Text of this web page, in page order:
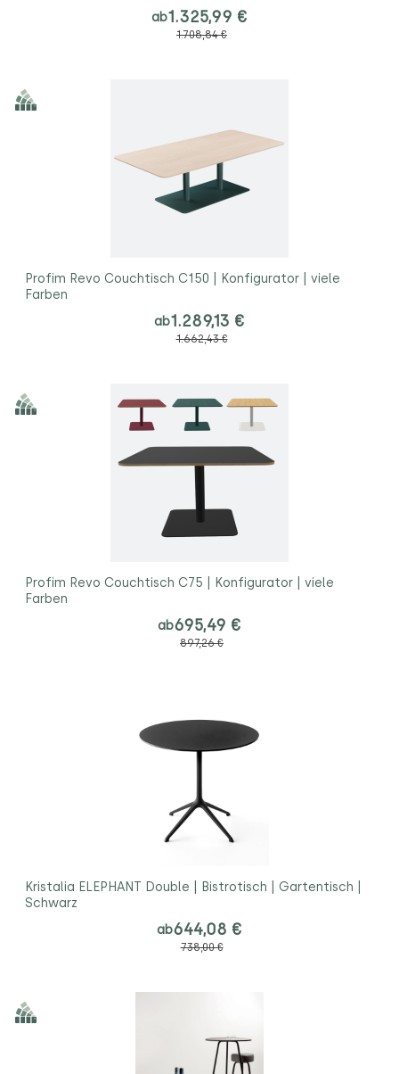
ab1.325,99 €
1.708,84 €
Profim Revo Couchtisch C150 | Konfigurator | viele
Farben
ab1.289,13 €
1.662,43 €
Profim Revo Couchtisch C75 | Konfigurator | viele
Farben
ab695,49 €
897,26 €
Kristalia ELEPHANT Double | Bistrotisch | Gartentisch |
Schwarz
ab644,08 €
738,00 €